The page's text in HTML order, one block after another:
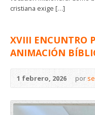
cristiana exige […]
XVIII ENCUNTRO
ANIMACIÓN
1 febrero, 2026 por